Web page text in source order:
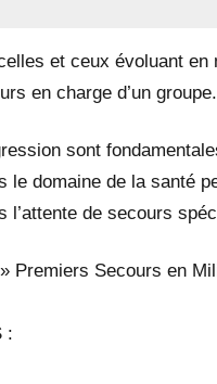
et ceux évoluant en
en charge d’un groupe.
sont
le domaine de la santé
l’attente de secours
Premiers Secours en
: